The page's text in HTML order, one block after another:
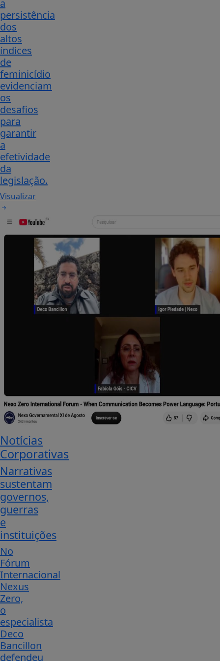
a
persistência
dos
altos
índices
de
feminicídio
evidenciam
os
desafios
para
garantir
a
efetividade
da
legislação.
Visualizar
Notícias
Corporativas
Narrativas
sustentam
governos,
guerras
e
instituições
No
Fórum
Internacional
Nexus
Zero,
o
especialista
Deco
Bancillon
defendeu